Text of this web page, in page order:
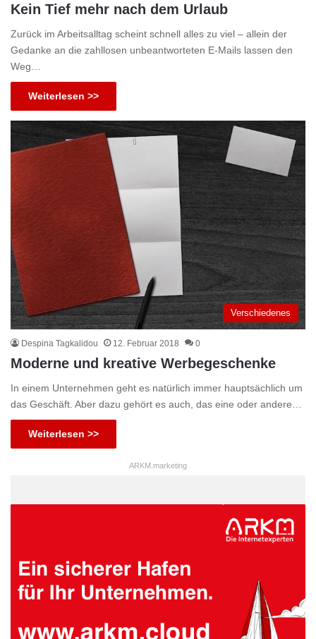
Kein Tief mehr nach dem Urlaub
Zurück im Arbeitsalltag scheint schnell alles zu viel – allein der
Gedanke an die zahllosen unbeantworteten E-Mails lassen den
Weg…
Weiterlesen >>
Verschiedenes
Despina Tagkalidou 12. Februar 2018 0
Moderne und kreative Werbegeschenke
In einem Unternehmen geht es natürlich immer hauptsächlich um
das Geschäft. Aber dazu gehört es auch, das eine oder andere…
Weiterlesen >>
ARKM.marketing